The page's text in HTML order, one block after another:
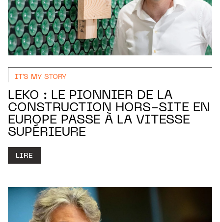
IT'S MY STORY
LEKO : LE PIONNIER DE LA
CONSTRUCTION HORS-SITE EN
EUROPE PASSE À LA VITESSE
SUPÉRIEURE
LIRE